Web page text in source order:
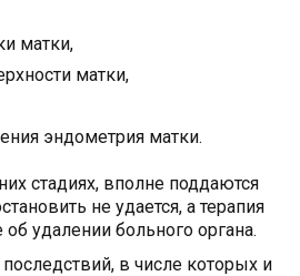
матки,
матки,
эндометрия матки.
стадиях, вполне поддаются
не удается, а терапия
удалении больного органа.
в числе которых и